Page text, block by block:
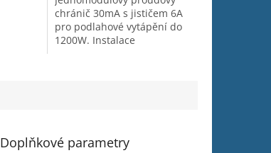
chránič 30mA s jističem 6A
pro podlahové vytápění do
1200W. Instalace
Doplňkové parametry